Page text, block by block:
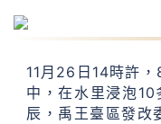
11月26日14時許
中，在水里浸泡
辰，禹王臺區發改